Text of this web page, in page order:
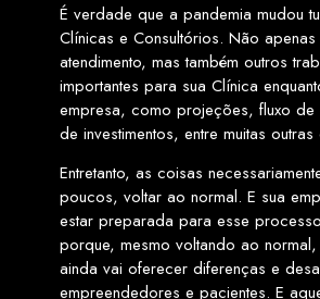
É verdade que a pandemia mudou
Clínicas e Consultórios. Não
atendimento, mas também outros
importantes para sua Clínica
empresa, como projeções, fluxo de
de investimentos, entre muitas
Entretanto, as coisas
poucos, voltar ao normal. E sua
estar preparada para esse
porque, mesmo voltando ao normal,
ainda vai oferecer diferenças e
empreendedores e pacientes. E